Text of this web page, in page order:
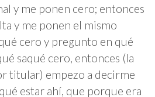
y me ponen cero; entonces
y me ponen el mismo
cero y pregunto en qué
saqué cero, entonces (la
titular) empezo a decirme
estar ahí, que porque era